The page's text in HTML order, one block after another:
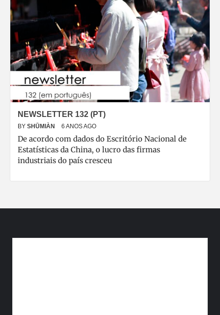
NEWSLETTER 132 (PT)
BY SHŪMIÀN 6 ANOS AGO
De acordo com dados do Escritório Nacional de
Estatísticas da China, o lucro das firmas
industriais do país cresceu